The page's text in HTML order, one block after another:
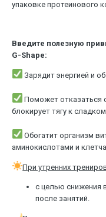
упаковке протеинового
Введите полезную
G-Shape:
Зарядит энергией и
Поможет отказаться
блокирует тягу к
Обогатит организм
аминокислотами и
При утренних
с целью снижения
после занятий.